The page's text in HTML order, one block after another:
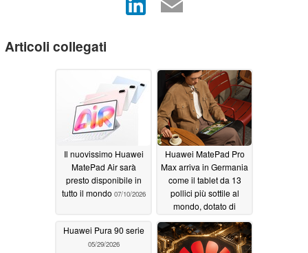
Articoli collegati
Il nuovissimo Huawei
MatePad Air sarà
presto disponibile in
tutto il mondo 07/10/2026
Huawei MatePad Pro
Max arriva in Germania
come il tablet da 13
pollici più sottile al
mondo, dotato di
Hz06/30/2026
Huawei Pura 90 serie
05/29/2026